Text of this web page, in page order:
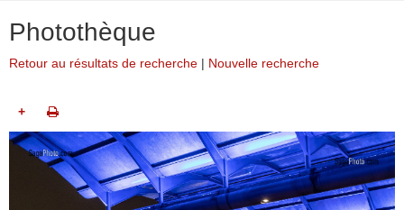
Photothèque
Retour au résultats de recherche | Nouvelle recherche
+